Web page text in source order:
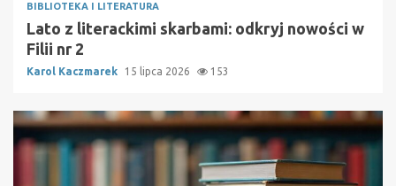
BIBLIOTEKA I LITERATURA
Lato z literackimi skarbami: odkryj nowości w
Filii nr 2
Karol Kaczmarek 15 lipca 2026 153